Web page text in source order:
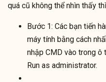
quá cũ không thể nhìn thấy
Bước 1: Các bạn tiến
máy tính bằng cách
nhập CMD vào trong ô
Run as administrator.